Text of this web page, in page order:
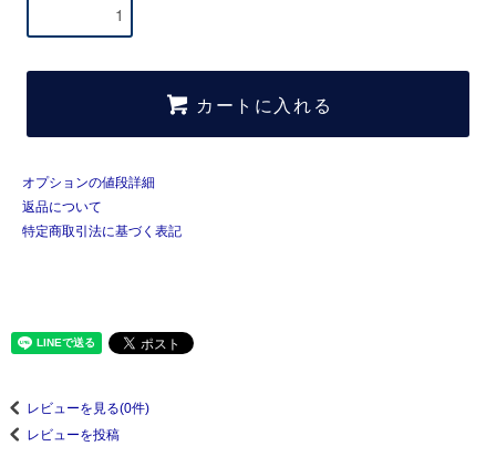
カートに入れる
オプションの値段詳細
返品について
特定商取引法に基づく表記
レビューを見る(0件)
レビューを投稿